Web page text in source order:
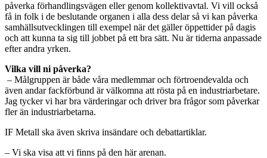
påverka förhandlingsvägen eller genom kollektivavtal. Vi vill också
få in folk i de beslutande organen i alla dess delar så vi kan påverka
samhällsutvecklingen till exempel när det gäller öppettider på dagis
och att kunna ta sig till jobbet på ett bra sätt. Nu är tiderna anpassade
efter andra yrken.
Vilka vill ni påverka?
– Målgruppen är både våra medlemmar och förtroendevalda och
även andar fackförbund är välkomna att rösta på en industriarbetare.
Jag tycker vi har bra värderingar och driver bra frågor som påverkar
fler än industriarbetarna.
IF Metall ska även skriva insändare och debattartiklar.
– Vi ska visa att vi finns på den här arenan.